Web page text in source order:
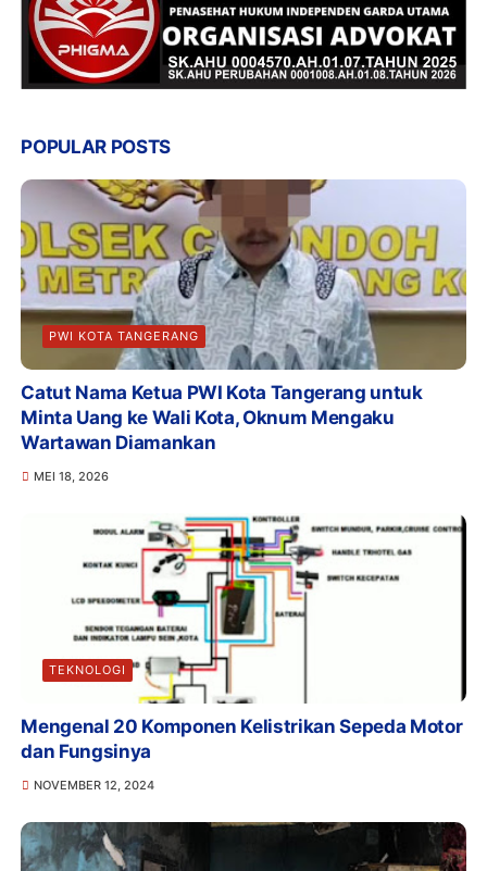
POPULAR POSTS
PWI KOTA TANGERANG
Catut Nama Ketua PWI Kota Tangerang untuk
Minta Uang ke Wali Kota, Oknum Mengaku
Wartawan Diamankan
MEI 18, 2026
TEKNOLOGI
Mengenal 20 Komponen Kelistrikan Sepeda Motor
dan Fungsinya
NOVEMBER 12, 2024